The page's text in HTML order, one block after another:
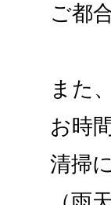
ご都
また
お時
清掃